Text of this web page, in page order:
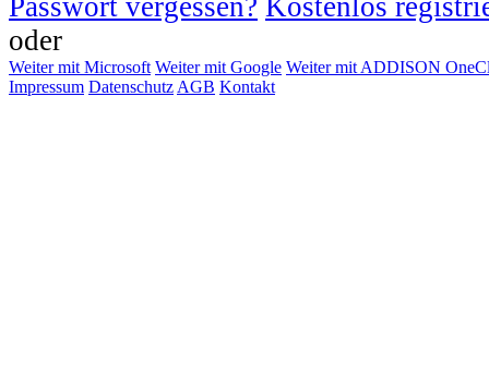
Passwort vergessen? Kostenlos
oder
Weiter mit Microsoft Weiter mit Google Weiter mit ADDISON
Impressum Datenschutz AGB Kontakt